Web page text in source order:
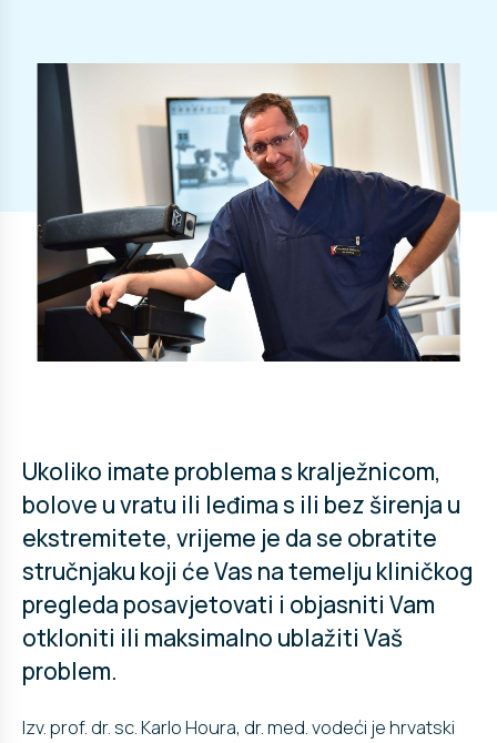
Ukoliko imate problema s kralježnicom,
bolove u vratu ili leđima s ili bez širenja u
ekstremitete, vrijeme je da se obratite
stručnjaku koji će Vas na temelju kliničkog
pregleda posavjetovati i objasniti Vam
otkloniti ili maksimalno ublažiti Vaš
problem.
Izv. prof. dr. sc. Karlo Houra, dr. med. vodeći je hrvatski